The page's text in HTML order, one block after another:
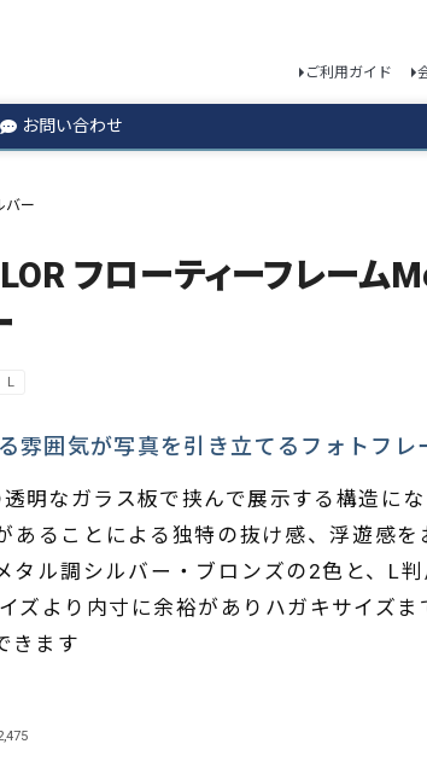
ご利用ガイド
お問い合わせ
検索
バー
フローティーフレーム
L
雰囲気が写真を引き立てるフォトフレ
明なガラス板で挟んで展示する構造に
あることによる独特の抜け感、浮遊感を
タル調シルバー・ブロンズの2色と、L
ズより内寸に余裕がありハガキサイズ
きます